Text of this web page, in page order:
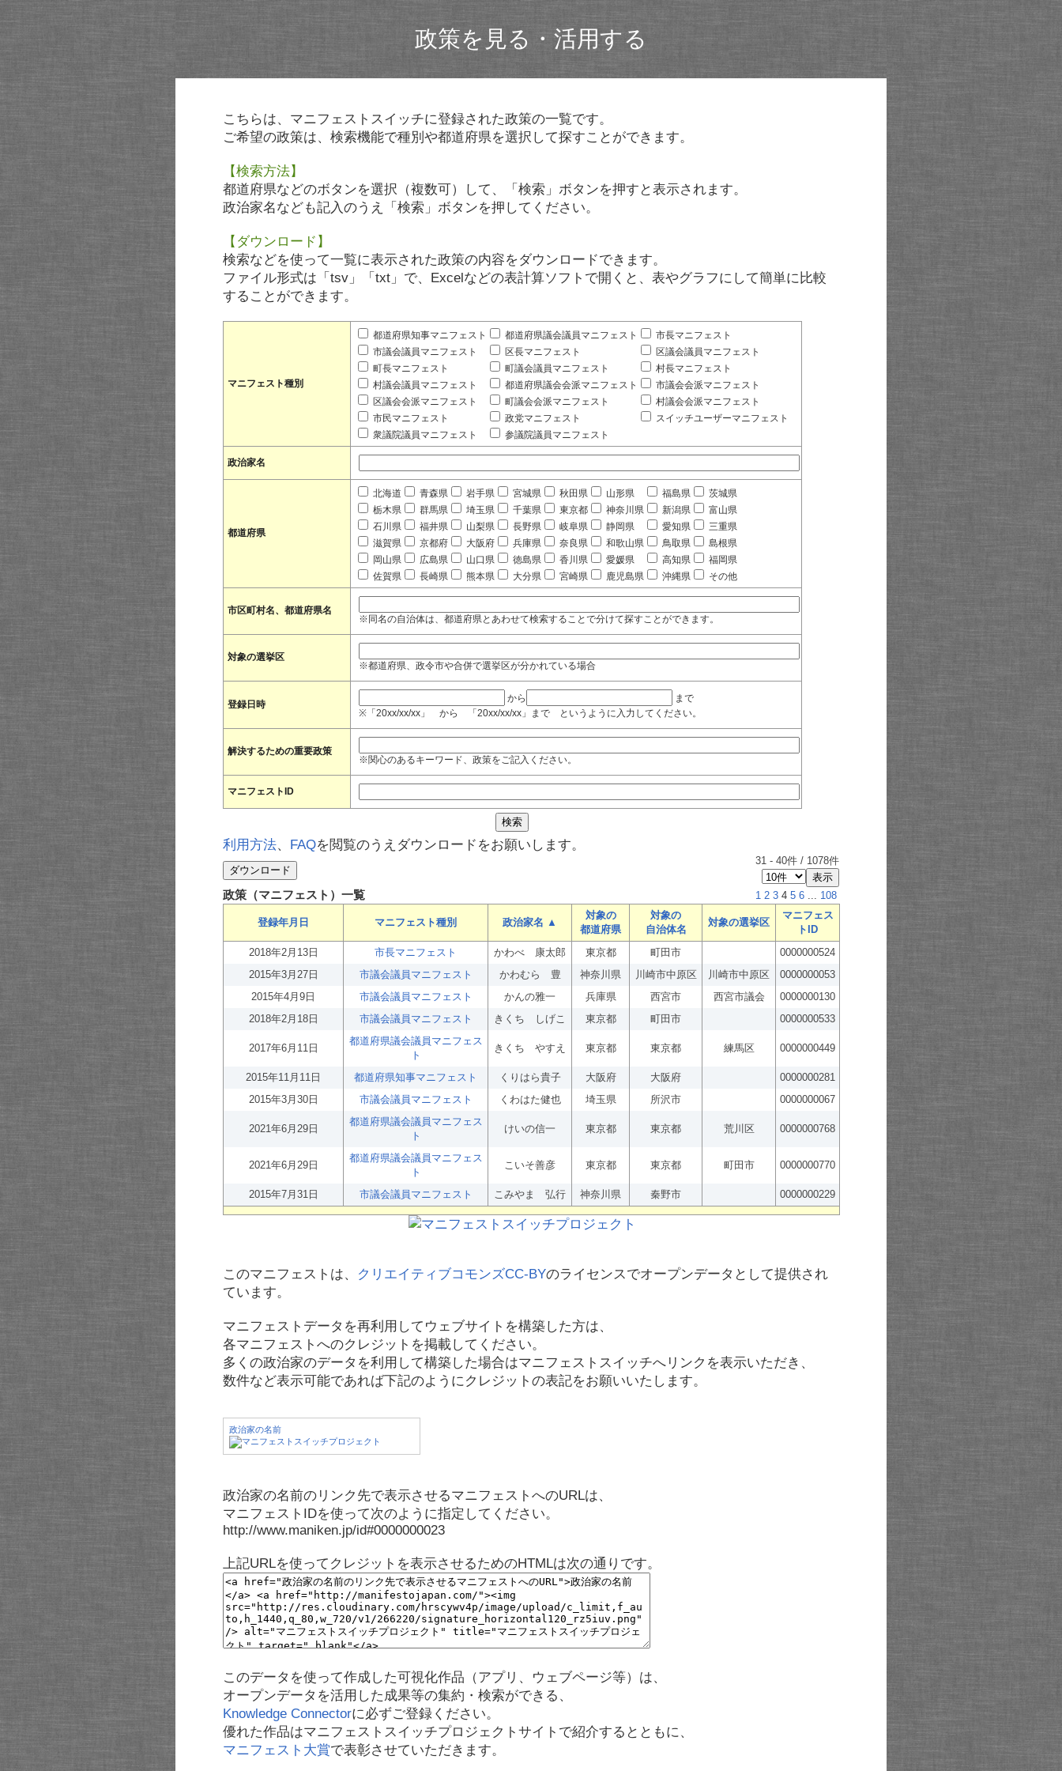
政策を見る・活用する
こちらは、マニフェストスイッチに登録された政策の一覧です。
ご希望の政策は、検索機能で種別や都道府県を選択して探すことができます。
【検索方法】
都道府県などのボタンを選択（複数可）して、「検索」ボタンを押すと表示されます。
政治家名なども記入のうえ「検索」ボタンを押してください。
【ダウンロード】
検索などを使って一覧に表示された政策の内容をダウンロードできます。
ファイル形式は「tsv」「txt」で、Excelなどの表計算ソフトで開くと、表やグラフにして簡単に比較
することができます。
マニフェスト種別
都道府県知事マニフェスト 都道府県議会議員マニフェスト
市長マニフェスト
市議会議員マニフェスト
区長マニフェスト
区議会議員マニフェスト
町長マニフェスト
町議会議員マニフェスト
村長マニフェスト
村議会議員マニフェスト
都道府県議会会派マニフェスト
市議会会派マニフェスト
区議会会派マニフェスト
町議会会派マニフェスト
村議会会派マニフェスト
市民マニフェスト
政党マニフェスト
スイッチユーザーマニフェスト
衆議院議員マニフェスト
参議院議員マニフェスト
政治家名
都道府県
北海道 青森県 岩手県 宮城県 秋田県 山形県 福島県
茨城県
栃木県
群馬県 埼玉県 千葉県 東京都 神奈川県 新潟県
富山県
石川県
福井県 山梨県 長野県 岐阜県 静岡県 愛知県
三重県
滋賀県
京都府 大阪府 兵庫県 奈良県 和歌山県 鳥取県
島根県
岡山県
広島県 山口県 徳島県 香川県 愛媛県 高知県
福岡県
佐賀県
長崎県 熊本県 大分県 宮崎県 鹿児島県 沖縄県 その他
市区町村名、都道府県名
※同名の自治体は、都道府県とあわせて検索することで分けて探すことができます。
対象の選挙区
※都道府県、政令市や合併で選挙区が分かれている場合
登録日時
から
まで
※「20xx/xx/xx」 から 「20xx/xx/xx」まで というように入力してください。
解決するための重要政策
※関心のあるキーワード、政策をご記入ください。
マニフェストID
利用方法、 FAQを閲覧のうえダウンロードをお願いします。
31 - 40件 / 1078件
政策（マニフェスト）一覧 1 2 3 4 5 6 ... 108
登録年月日 マニフェスト種別 政治家名 ▲
対象の
都道府県
対象の
自治体名
対象の選挙区
マニフェス
トID
2018年2月13日
市長マニフェスト かわべ 康太郎 東京都 町田市
0000000524
2015年3月27日
市議会議員マニフェスト かわむら 豊 神奈川県 川崎市中原区 川崎市中原区
0000000053
2015年4月9日
市議会議員マニフェスト かんの雅一 兵庫県 西宮市 西宮市議会
0000000130
2018年2月18日
市議会議員マニフェスト きくち しげこ 東京都 町田市 0000000533
2017年6月11日
都道府県議会議員マニフェス
ト
きくち やすえ 東京都 東京都 練馬区 0000000449
2015年11月11日 都道府県知事マニフェスト くりはら貴子 大阪府 大阪府
0000000281
2015年3月30日
市議会議員マニフェスト くわはた健也 埼玉県 所沢市 0000000067
2021年6月29日
都道府県議会議員マニフェス
ト
けいの信一 東京都 東京都 荒川区 0000000768
2021年6月29日
都道府県議会議員マニフェス
ト
こいそ善彦 東京都 東京都 町田市 0000000770
2015年7月31日 市議会議員マニフェスト こみやま 弘行 神奈川県 秦野市 0000000229
このマニフェストは、 クリエイティブコモンズCC-BYのライセンスでオープンデータとして提供され
ています。
マニフェストデータを再利用してウェブサイトを構築した方は、
各マニフェストへのクレジットを掲載してください。
多くの政治家のデータを利用して構築した場合はマニフェストスイッチへリンクを表示いただき、
数件など表示可能であれば下記のようにクレジットの表記をお願いいたします。
政治家の名前
政治家の名前のリンク先で表示させるマニフェストへのURLは、
マニフェストIDを使って次のように指定してください。
http://www.maniken.jp/id#0000000023
上記URLを使ってクレジットを表示させるためのHTMLは次の通りです。
このデータを使って作成した可視化作品（アプリ、ウェブページ等）は、
オープンデータを活用した成果等の集約・検索ができる、
Knowledge Connectorに必ずご登録ください。
優れた作品はマニフェストスイッチプロジェクトサイトで紹介するとともに、
マニフェスト大賞で表彰させていただきます。